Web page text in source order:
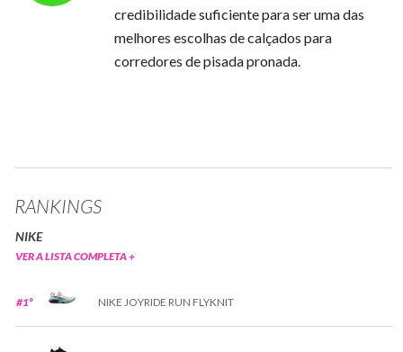
credibilidade suficiente para ser uma das
melhores escolhas de calçados para
corredores de pisada pronada.
RANKINGS
NIKE
VER A LISTA COMPLETA +
#1º NIKE JOYRIDE RUN FLYKNIT